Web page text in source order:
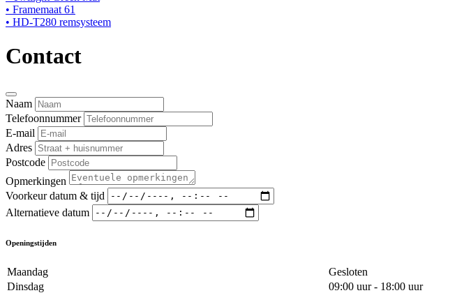
• Framemaat 61
• HD-T280 remsysteem
Contact
Naam
Telefoonnummer
E-mail
Adres
Postcode
Opmerkingen
Voorkeur datum & tijd
Alternatieve datum
Openingstijden
Maandag
Gesloten
Dinsdag
09:00 uur - 18:00 uur